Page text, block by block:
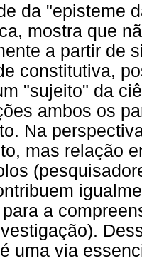
da "episteme
mostra que
a partir de
constitutiva,
"sujeito" da
ambos os
Na
mas relação
a
uma via